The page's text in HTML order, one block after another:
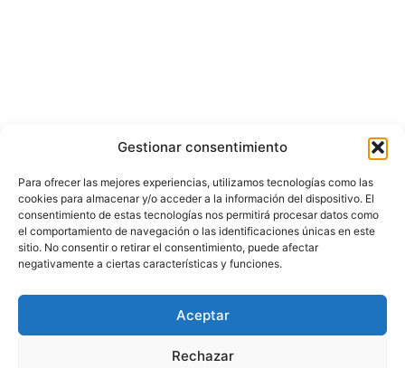
Gestionar consentimiento
Para ofrecer las mejores experiencias, utilizamos tecnologías como las
cookies para almacenar y/o acceder a la información del dispositivo. El
consentimiento de estas tecnologías nos permitirá procesar datos como
el comportamiento de navegación o las identificaciones únicas en este
sitio. No consentir o retirar el consentimiento, puede afectar
negativamente a ciertas características y funciones.
Aceptar
Rechazar
Internacional